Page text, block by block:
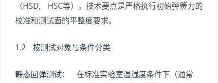
（HSD, HSC等）。技术要点是严格执行初始弹簧力的
校准和测试面的平整度要求。
1.2 按测试对象与条件分类
静态回弹测试：
在标准实验室温湿度条件下（通常